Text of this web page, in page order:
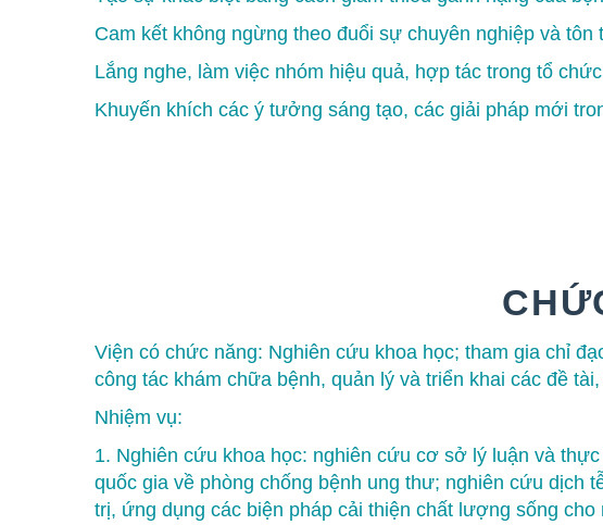
Cam kết không ngừng theo đuổi sự chuyên nghiệp và
Lắng nghe, làm việc nhóm hiệu quả, hợp tác trong tổ
Khuyến khích các ý tưởng sáng tạo, các giải pháp mới
Viện có chức năng: Nghiên cứu khoa học; tham gia chỉ
công tác khám chữa bệnh, quản lý và triển khai các đề
Nhiệm vụ:
1. Nghiên cứu khoa học: nghiên cứu cơ sở lý luận và
quốc gia về phòng chống bệnh ung thư; nghiên cứu dịch
trị, ứng dụng các biện pháp cải thiện chất lượng sống